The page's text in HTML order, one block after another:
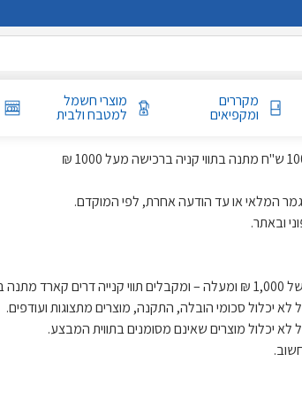
מקררים
ומקפיאים
מוצרי חשמל
למטבח ולבית
ובאתר.
ש"ח.
יכלול סכומי הובלה, התקנה, מוצרים מתצוגות ועודפים.
לא יכלול מוצרים שאינם מסומנים בתווית המבצע.